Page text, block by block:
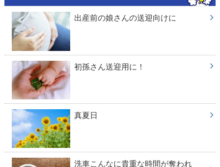
出産前の娘さんの送迎向けに
初孫さん送迎用に！
真夏日
洗車こんなに貴重な時間が奪われ